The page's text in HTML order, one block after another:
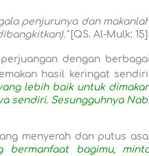
penjurunya dan
[QS. Al-Mulk: 15]
dengan berbagai
hasil keringat
lebih baik untuk
sendiri. Sesungguhnya
menyerah dan putus
bermanfaat bagimu,